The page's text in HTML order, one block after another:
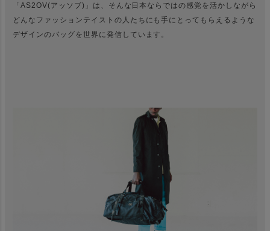
「AS2OV(アッソブ)」は、そんな日本ならではの感覚を活かしながら
どんなファッションテイストの人たちにも手にとってもらえるような
デザインのバッグを世界に発信しています。